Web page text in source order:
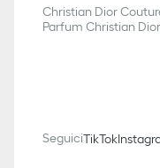
Christian Dior
Parfum Christian Dior
SeguiciTikTok